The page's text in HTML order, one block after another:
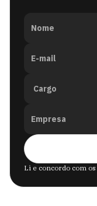
Nome
E-mail
Empresa
Li e concordo com os